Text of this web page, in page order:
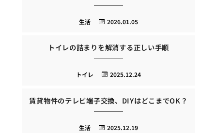
2026.01.05
生活
トイレの詰まりを解消する正しい手順
2025.12.24
トイレ
賃貸物件のテレビ端子交換、DIYはどこまでOK？
2025.12.19
生活